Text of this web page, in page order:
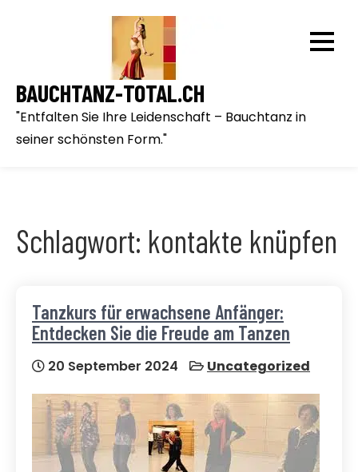
BAUCHTANZ-TOTAL.CH
"Entfalten Sie Ihre Leidenschaft – Bauchtanz in
seiner schönsten Form."
Schlagwort: kontakte knüpfen
Tanzkurs für erwachsene Anfänger:
Entdecken Sie die Freude am Tanzen
20 September 2024 Uncategorized